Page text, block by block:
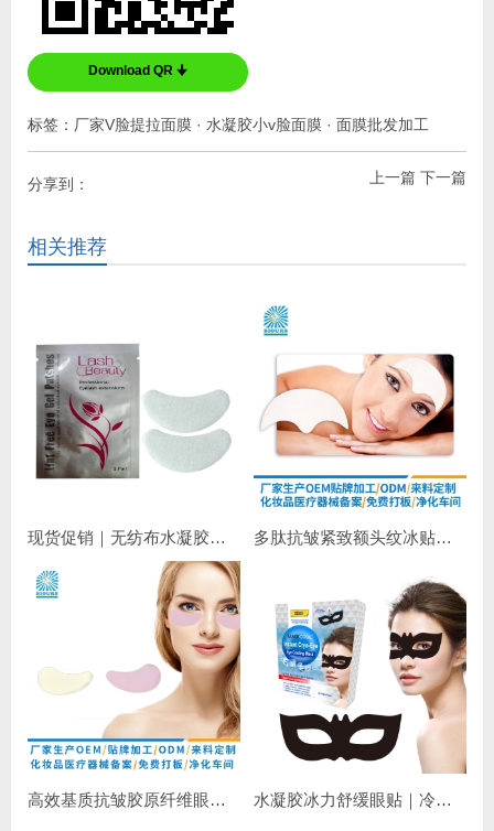
Download QR 🠋
标签： 厂家V脸提拉面膜 · 水凝胶小v脸面膜 · 面膜批发加工
上一篇 下一篇
分享到：
相关推荐
现货促销｜无纺布水凝胶睫毛眼贴 嫁接睫毛专用 补水保湿不干扰操作 多肽抗皱紧致额头纹冰贴｜淡化抬头纹紧致显年轻
高效基质抗皱胶原纤维眼膜｜抗皱紧致保湿 水凝胶冰力舒缓眼贴｜冷敷降温，长效保湿，焕亮双眼